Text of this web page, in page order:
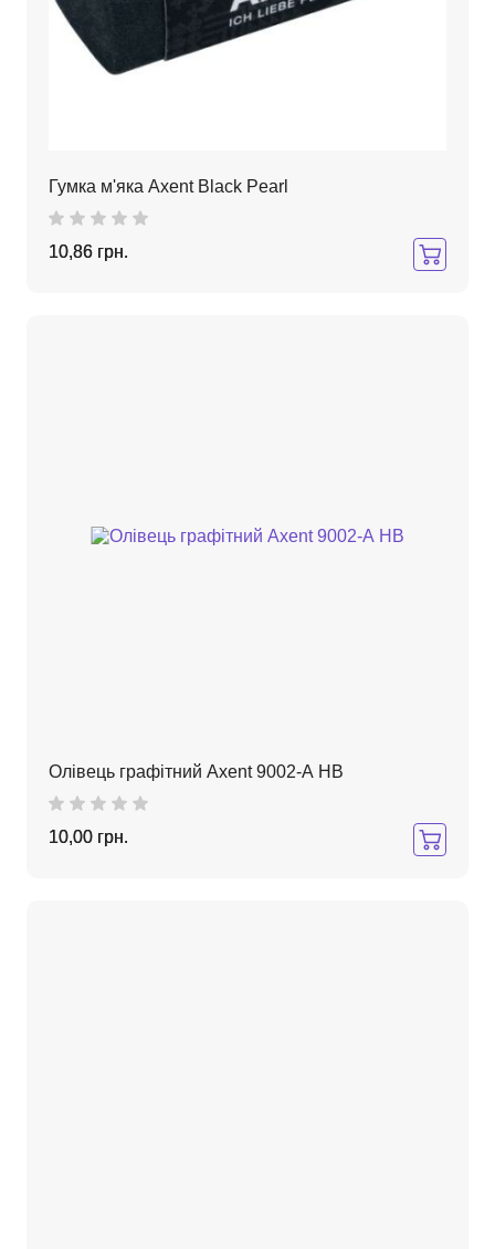
Гумка м'яка Axent Black Pearl
10,86 грн.
Олівець графітний Axent 9002-А НВ
10,00 грн.